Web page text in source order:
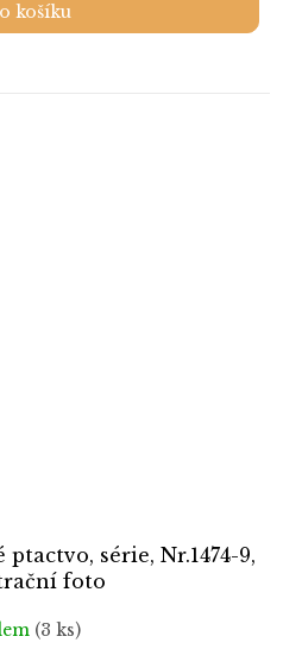
košíku
ptactvo, série, Nr.1474-9,
foto
(3 ks)